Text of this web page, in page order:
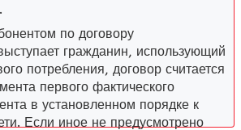
по договору
гражданин, использующий
потребления, договор считается
первого фактического
в установленном порядке к
Если иное не предусмотрено